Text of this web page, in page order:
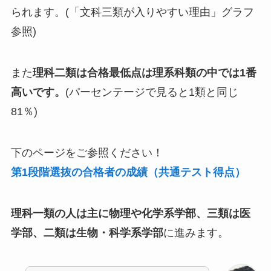
られます。(「文科三類が入りやすい理由」グラフ
参照)
また理科二類は合格最低点は理系科類の中では1番
高いです。 (パーセンテージで見ると1類と同じ
81％)
下のページをご参照ください！
第1段階選抜の合格者の成績（共通テスト得点）
理科一類の人は主に物理や化学系学部、三類は医
学部、二類は生物・科学系学部に進みます。